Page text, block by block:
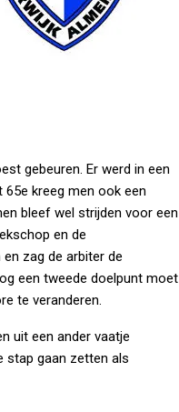
gebeuren. Er werd in een
kreeg men ook een
bleef wel strijden voor een
en de
zag de arbiter de
een tweede doelpunt moet
te veranderen.
uit een ander vaatje
stap gaan zetten als